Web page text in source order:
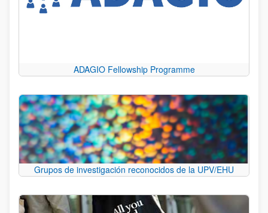
ADAGIO Fellowship Programme
Grupos de investigación reconocidos de la UPV/EHU